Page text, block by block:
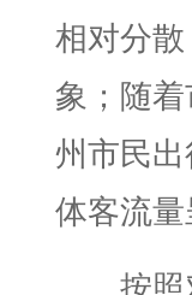
相对分
象；随
州市民
体客流量
按照对